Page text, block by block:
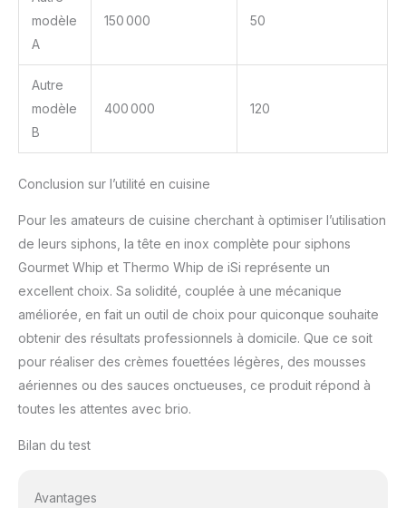
modèle
A
150 000 50
Autre
modèle
B
400 000 120
Conclusion sur l’utilité en cuisine
Pour les amateurs de cuisine cherchant à optimiser l’utilisation
de leurs siphons, la tête en inox complète pour siphons
Gourmet Whip et Thermo Whip de iSi représente un
excellent choix. Sa solidité, couplée à une mécanique
améliorée, en fait un outil de choix pour quiconque souhaite
obtenir des résultats professionnels à domicile. Que ce soit
pour réaliser des crèmes fouettées légères, des mousses
aériennes ou des sauces onctueuses, ce produit répond à
toutes les attentes avec brio.
Bilan du test
Avantages